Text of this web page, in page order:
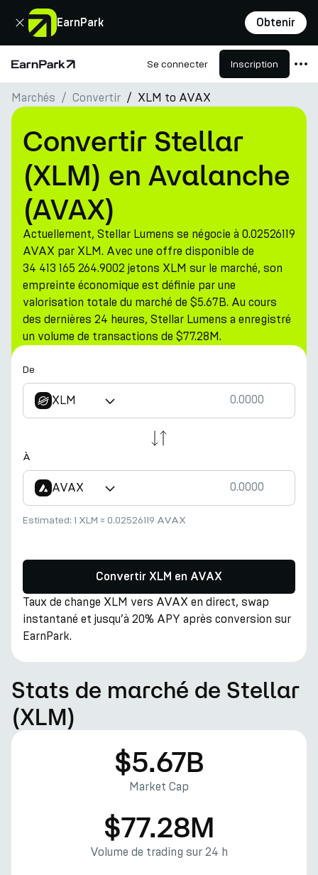
EarnPark Obtenir
Fermer
Page d'accueil Se connecter Inscription
Produits
Marchés
Calculatrices
PARK Token
Ressources
Entreprise
Marchés Convertir XLM to AVAX
Convertir Stellar
(XLM) en Avalanche
(AVAX)
Actuellement, Stellar Lumens se négocie à 0.02526119
AVAX par XLM. Avec une offre disponible de
34 413 165 264.9002 jetons XLM sur le marché, son
empreinte économique est définie par une
valorisation totale du marché de $5.67B. Au cours
des dernières 24 heures, Stellar Lumens a enregistré
un volume de transactions de $77.28M.
De
XLM
À
AVAX
Estimated: 1 XLM ≈ 0.02526119 AVAX
Convertir XLM en AVAX
Taux de change XLM vers AVAX en direct, swap
instantané et jusqu’à 20% APY après conversion sur
EarnPark.
Stats de marché de Stellar
(XLM)
$5.67B
Market Cap
$77.28M
Volume de trading sur 24 h